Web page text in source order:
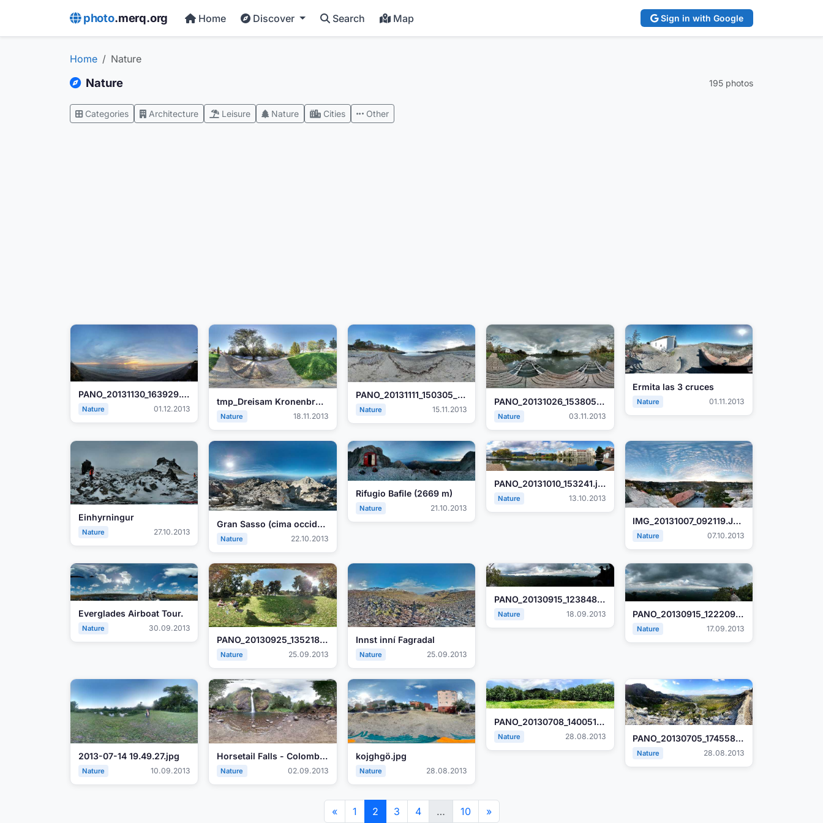
photo.merq.org Home Discover Search Map Sign in with Google
Home Nature
Nature 195 photos
Categories Architecture Leisure Nature Cities Other
PANO_20131130_163929.jpg
Nature 01.12.2013
tmp_Dreisam Kronenbrücke-1947476651.jpg
Nature 18.11.2013
PANO_20131111_150305_2.jpg
Nature 15.11.2013
PANO_20131026_153805.jpg
Nature 03.11.2013
Ermita las 3 cruces
Nature 01.11.2013
Einhyrningur
Nature 27.10.2013
Gran Sasso (cima occidentale, 2913 m)
Nature 22.10.2013
Rifugio Bafile (2669 m)
Nature 21.10.2013
PANO_20131010_153241.jpg
Nature 13.10.2013
IMG_20131007_092119.JPG
Nature 07.10.2013
Everglades Airboat Tour.
Nature 30.09.2013
PANO_20130925_135218.jpg
Nature 25.09.2013
Innst inní Fagradal
Nature 25.09.2013
PANO_20130915_123848.jpg
Nature 18.09.2013 PANO_20130915_122209.jpg
Nature 17.09.2013
2013-07-14 19.49.27.jpg
Nature 10.09.2013
Horsetail Falls - Colombia River Gorge
Nature 02.09.2013
kojghgö.jpg
Nature 28.08.2013
PANO_20130708_140051.JPG
Nature 28.08.2013 PANO_20130705_174558.JPG
Nature 28.08.2013
« 1 2 3 4 … 10 »